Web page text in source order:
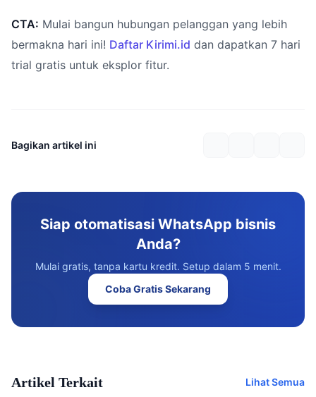
CTA: Mulai bangun hubungan pelanggan yang lebih
bermakna hari ini! Daftar Kirimi.id dan dapatkan 7 hari
trial gratis untuk eksplor fitur.
Bagikan artikel ini
Siap otomatisasi WhatsApp bisnis
Anda?
Mulai gratis, tanpa kartu kredit. Setup dalam 5 menit.
Coba Gratis Sekarang
Artikel Terkait Lihat Semua